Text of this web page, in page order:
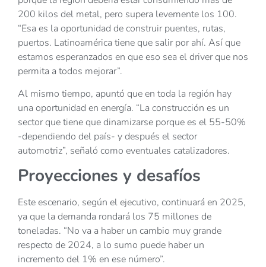
200 kilos del metal, pero supera levemente los 100.
“Esa es la oportunidad de construir puentes, rutas,
puertos. Latinoamérica tiene que salir por ahí. Así que
estamos esperanzados en que eso sea el driver que nos
permita a todos mejorar”.
Al mismo tiempo, apuntó que en toda la región hay
una oportunidad en energía. “La construcción es un
sector que tiene que dinamizarse porque es el 55-50%
-dependiendo del país- y después el sector
automotriz”, señaló como eventuales catalizadores.
Proyecciones y desafíos
Este escenario, según el ejecutivo, continuará en 2025,
ya que la demanda rondará los 75 millones de
toneladas. “No va a haber un cambio muy grande
respecto de 2024, a lo sumo puede haber un
incremento del 1% en ese número”.